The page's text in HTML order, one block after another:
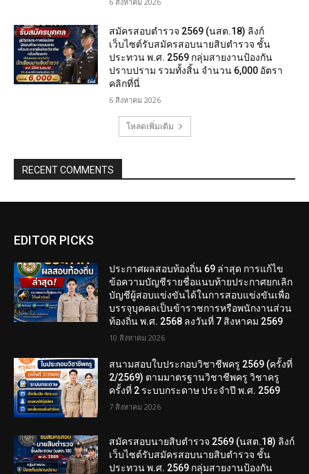
สมัครสอบตํารวจ 2569 (นสต.18) ลิงก์
เว็บไซต์รับสมัครสอบนายสิบตำรวจ ชั้น
ประทวน พ.ศ. 2569 กลุ่มสายงานป้องกัน
ปราบปราม รวมทั้งสิ้น จำนวน 6,000 อัตรา
คลิกที่นี่
6 สิงหาคม 2026
โหลดเพิ่มเติม
RECENT COMMENTS
EDITOR PICKS
ประกาศผลสอบท้องถิ่น 69 ล่าสุด การแก้ไข
ข้อความบัญชีรายชื่อแนบท้ายประกาศยกเลิก
บัญชีผู้สอบแข่งขันได้ในการสอบแข่งขันเพื่อ
บรรจุบุคคลเป็นข้าราชการหรือพนักงานส่วน
ท้องถิ่น พ.ศ. 2568 ลงวันที่ 7 สิงหาคม 2569
10 สิงหาคม 2026
สนามสอบใบประกอบวิชาชีพครู 2569 (ครั้งที่
2/2569) ตามมาตรฐานวิชาชีพครู วิชาครู
ครั้งที่ 2 ระบบกระดาษ ประจำปี พ.ศ. 2569
7 สิงหาคม 2026
สมัครสอบนายสิบตำรวจ 2569 (นสต.18) ลิงก์
เว็บไซต์รับสมัครสอบนายสิบตำรวจ ชั้น
ประทวน พ.ศ. 2569 กลุ่มสายงานป้องกัน